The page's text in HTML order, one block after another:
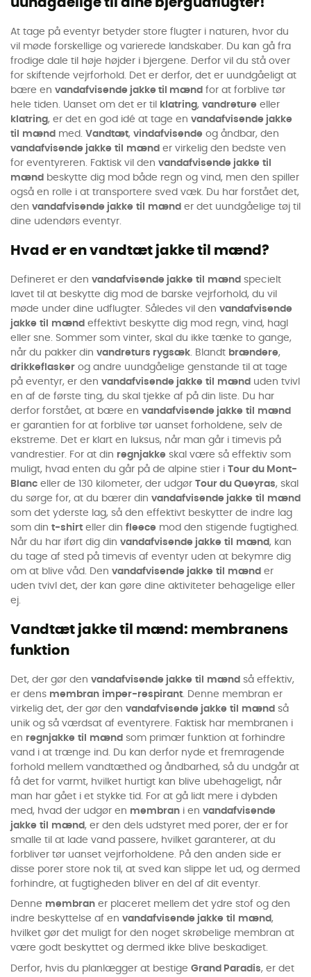
uundgåelige til dine bjergudflugter!
At tage på eventyr betyder store flugter i naturen, hvor du
vil møde forskellige og varierede landskaber. Du kan gå fra
frodige dale til høje højder i bjergene. Derfor vil du stå over
for skiftende vejrforhold. Det er derfor, det er uundgåeligt at
bære en vandafvisende jakke til mænd for at forblive tør
hele tiden. Uanset om det er til
klatring, vandreture eller
klatring, er det en god idé at tage en vandafvisende jakke
til
mænd med. Vandtæt, vindafvisende og åndbar, den
vandafvisende jakke til mænd er virkelig den bedste ven
for eventyreren. Faktisk vil den vandafvisende jakke til
mænd beskytte dig mod både regn og vind, men den spiller
også en rolle i at transportere sved væk. Du har forstået det,
den vandafvisende jakke til mænd er det uundgåelige tøj til
dine udendørs eventyr.
Hvad er en vandtæt jakke til mænd?
Defineret er den vandafvisende jakke til mænd specielt
lavet til at beskytte dig mod de barske vejrforhold, du vil
møde under dine udflugter. Således vil den vandafvisende
jakke til mænd effektivt beskytte dig mod regn, vind, hagl
eller sne. Sommer som vinter, skal du ikke tænke to gange,
når du pakker din vandreturs rygsæk. Blandt brændere,
drikkeflasker og andre uundgåelige genstande til at tage
på eventyr, er den vandafvisende jakke til mænd uden tvivl
en af de første ting, du skal tjekke af på din liste. Du har
derfor forstået, at bære en vandafvisende jakke til
mænd
er garantien for at forblive tør uanset forholdene, selv de
ekstreme. Det er klart en luksus, når man går i timevis på
vandrestier. For at din regnjakke skal være så effektiv som
muligt, hvad enten du går på de alpine stier i Tour du Mont-
Blanc eller de 130 kilometer, der udgør Tour du Queyras, skal
du sørge for, at du bærer din vandafvisende jakke til
mænd
som det yderste lag, så den effektivt beskytter de indre lag
som din t-shirt eller din fleece mod den stigende fugtighed.
Når du har iført dig din vandafvisende jakke til mænd, kan
du tage af sted på timevis af eventyr uden at bekymre dig
om at blive våd. Den vandafvisende jakke til mænd er
uden tvivl det, der kan gøre dine aktiviteter behagelige eller
ej.
Vandtæt jakke til mænd: membranens
funktion
Det, der gør den vandafvisende jakke til mænd så effektiv,
er dens membran imper-respirant. Denne membran er
virkelig det, der gør den vandafvisende jakke til mænd så
unik og så værdsat af eventyrere. Faktisk har membranen i
en regnjakke til mænd som primær funktion at forhindre
vand i at trænge ind. Du kan derfor nyde et fremragende
forhold mellem vandtæthed og åndbarhed, så du undgår at
få det for varmt, hvilket hurtigt kan blive ubehageligt, når
man har gået i et stykke tid. For at gå lidt mere i dybden
med, hvad der udgør en membran i en vandafvisende
jakke til mænd, er den dels udstyret med porer, der er for
smalle til at lade vand passere, hvilket garanterer, at du
forbliver tør uanset vejrforholdene. På den anden side er
disse porer store nok til, at sved kan slippe let ud, og dermed
forhindre, at fugtigheden bliver en del af dit eventyr.
Denne membran er placeret mellem det ydre stof og den
indre beskyttelse af en vandafvisende jakke til mænd,
hvilket gør det muligt for den noget skrøbelige membran at
være godt beskyttet og dermed ikke blive beskadiget.
Derfor, hvis du planlægger at bestige Grand Paradis, er det